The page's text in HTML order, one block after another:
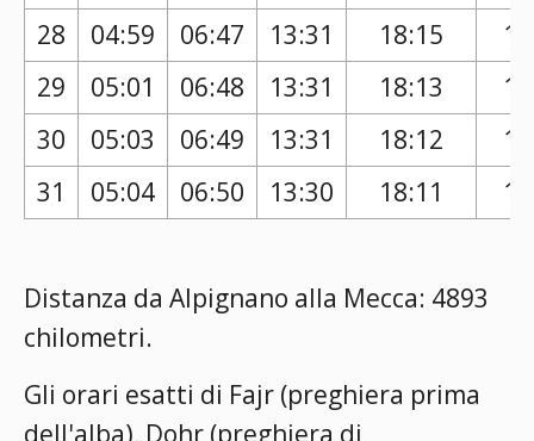
28
04:59 06:47 13:31 18:15
29
05:01 06:48 13:31 18:13
30
05:03 06:49 13:31 18:12
31
05:04 06:50 13:30 18:11
Distanza da Alpignano alla Mecca: 4893
chilometri.
Gli orari esatti di Fajr (preghiera prima
dell'alba), Dohr (preghiera di